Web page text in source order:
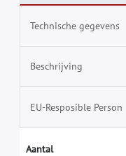
Technische gegevens
Beschrijving
EU-Resposible Person
Aantal